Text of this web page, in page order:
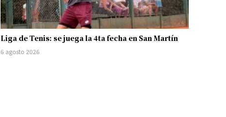
Liga de Tenis: se juega la 4ta fecha en San Martín
6 agosto 2026